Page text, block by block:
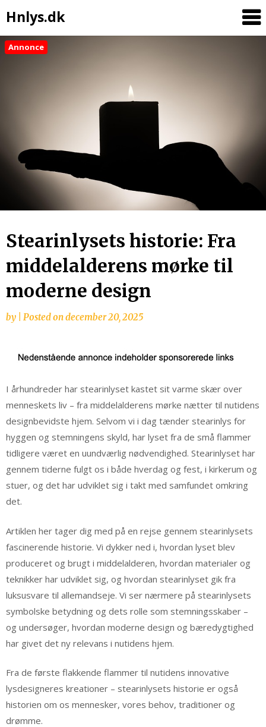
Hnlys.dk
Annonce
Stearinlysets historie: Fra
middelalderens mørke til
moderne design
by Posted ondecember 20, 2025
I århundreder har stearinlyset kastet sit varme skær over
menneskets liv – fra middelalderens mørke nætter til nutidens
designbevidste hjem. Selvom vi i dag tænder stearinlys for
hyggen og stemningens skyld, har lyset fra de små flammer
tidligere været en uundværlig nødvendighed. Stearinlyset har
gennem tiderne fulgt os i både hverdag og fest, i kirkerum og
stuer, og det har udviklet sig i takt med samfundet omkring
det.
Artiklen her tager dig med på en rejse gennem stearinlysets
fascinerende historie. Vi dykker ned i, hvordan lyset blev
produceret og brugt i middelalderen, hvordan materialer og
teknikker har udviklet sig, og hvordan stearinlyset gik fra
luksusvare til allemandseje. Vi ser nærmere på stearinlysets
symbolske betydning og dets rolle som stemningsskaber –
og undersøger, hvordan moderne design og bæredygtighed
har givet det ny relevans i nutidens hjem.
Fra de første flakkende flammer til nutidens innovative
lysdesigneres kreationer – stearinlysets historie er også
historien om os mennesker, vores behov, traditioner og
drømme.